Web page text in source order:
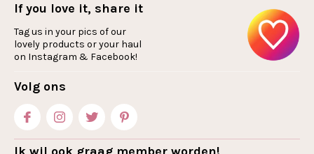
If you love it, share it
Tag us in your pics of our
lovely products or your haul
on Instagram & Facebook!
Volg ons